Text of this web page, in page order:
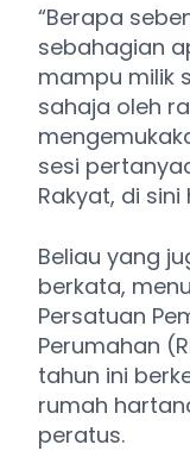
“Berapa
sebahagian
mampu milik
sahaja oleh
sesi
Rakyat, di sini
Beliau yang
berkata,
Persatuan
Perumahan
tahun ini
rumah
peratus.